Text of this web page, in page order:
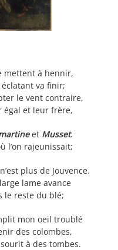
mettent à hennir,
éclatant va finir;
le vent contraire,
et leur frère,
et Musset.
l’on rajeunissait;
plus de Jouvence.
lame avance
le reste du blé;
mon oeil troublé
des colombes,
à des tombes.